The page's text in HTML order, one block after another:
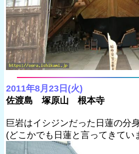
2011年8月23日(火)
佐渡島 塚原山 根本寺
巨岩はイシジンだった日蓮の分
(どこかでも日蓮と言ってきてい